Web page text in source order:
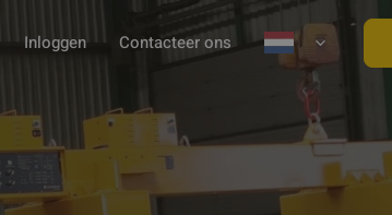
Inloggen Contacteer ons